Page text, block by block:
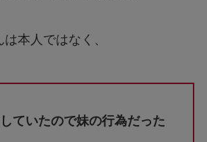
本人ではなく、
ていたので妹の行為だった